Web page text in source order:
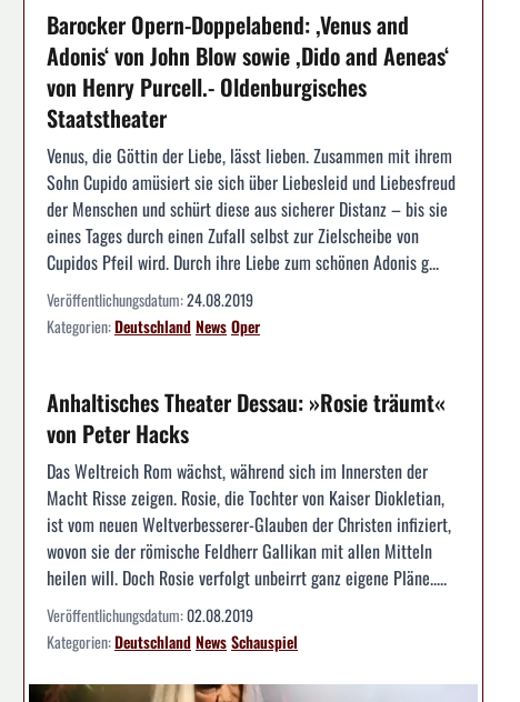
Barocker Opern-Doppelabend: ,Venus and
Adonis‘ von John Blow sowie ,Dido and Aeneas‘
von Henry Purcell.- Oldenburgisches
Staatstheater
Venus, die Göttin der Liebe, lässt lieben. Zusammen mit ihrem
Sohn Cupido amüsiert sie sich über Liebesleid und Liebesfreud
der Menschen und schürt diese aus sicherer Distanz – bis sie
eines Tages durch einen Zufall selbst zur Zielscheibe von
Cupidos Pfeil wird. Durch ihre Liebe zum schönen Adonis g...
Veröffentlichungsdatum:24.08.2019
Kategorien:DeutschlandNewsOper
Anhaltisches Theater Dessau: »Rosie träumt«
von Peter Hacks
Das Weltreich Rom wächst, während sich im Innersten der
Macht Risse zeigen. Rosie, die Tochter von Kaiser Diokletian,
ist vom neuen Weltverbesserer-Glauben der Christen infiziert,
wovon sie der römische Feldherr Gallikan mit allen Mitteln
heilen will. Doch Rosie verfolgt unbeirrt ganz eigene Pläne.....
Veröffentlichungsdatum:02.08.2019
Kategorien:DeutschlandNewsSchauspiel